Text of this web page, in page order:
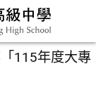
115年度大專